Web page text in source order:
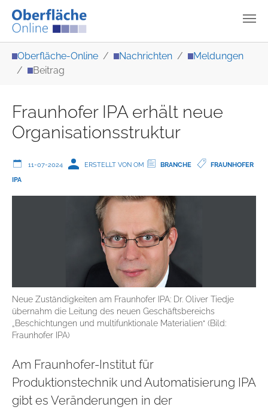
Oberfläche-Online Nachrichten
Meldungen
Beitrag
Fraunhofer IPA erhält neue
Organisationsstruktur
11-07-2024 ERSTELLT VON OM BRANCHE
FRAUNHOFER
IPA
Neue Zuständigkeiten am Fraunhofer IPA: Dr. Oliver Tiedje
übernahm die Leitung des neuen Geschäftsbereichs
„Beschichtungen und multifunktionale Materialien“ (Bild:
Fraunhofer IPA)
Am Fraunhofer-Institut für
Produktionstechnik und Automatisierung IPA
gibt es Veränderungen in der